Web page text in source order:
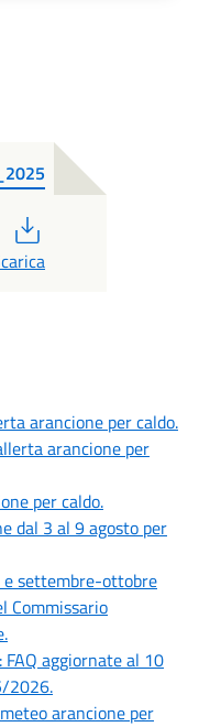
arancione per caldo.
arancione per
per caldo.
dal 3 al 9 agosto per
settembre-ottobre
Commissario
aggiornate al 10
2026.
arancione per